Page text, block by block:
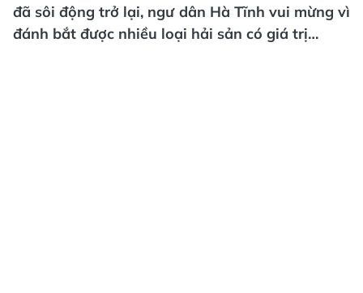
đã sôi động trở lại, ngư dân Hà Tĩnh vui mừng vì
đánh bắt được nhiều loại hải sản có giá trị…